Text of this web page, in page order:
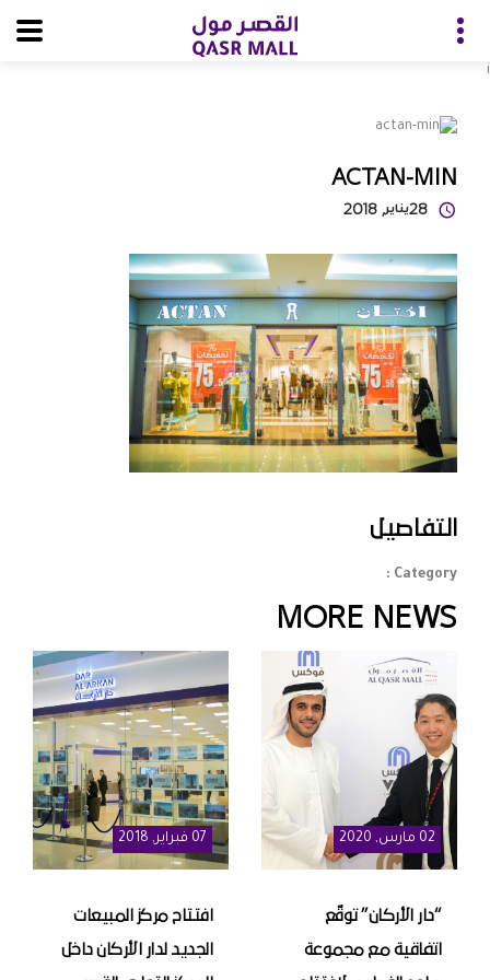
i
ACTAN-MIN
28يناير, 2018
التفاصيل
Category :
MORE NEWS
02 مارس, 2020
“دار الأركان” توقّع
اتفاقية مع مجموعة
07 فبراير, 2018
افتتاح مركز المبيعات
الجديد لدار الأركان داخل